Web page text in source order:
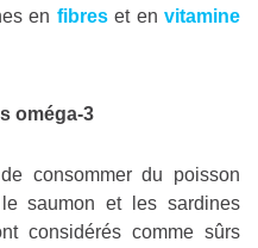
en fibreset en vitamine
oméga-3
consommer du poisson
saumon et les sardines
considérés comme sûrs